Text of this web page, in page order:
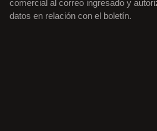
comercial al correo ingresado y
datos en relación con el boletín.